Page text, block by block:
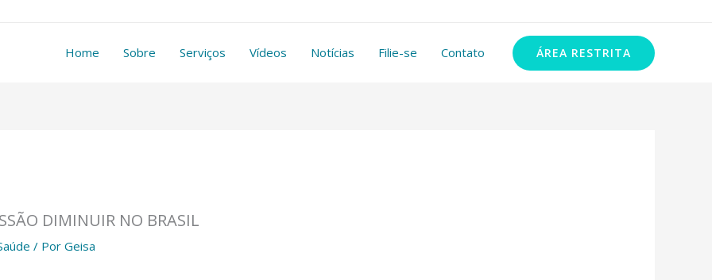
Home Sobre Serviços Vídeos Notícias Filie-se Contato ÁREA RESTRITA
DIMINUIR NO BRASIL
/ Por Geisa